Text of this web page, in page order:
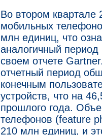
Во втором квартале
мобильных
млн единиц, что
аналогичный
своем отчете
отчетный период
конечным
устройств, что на
прошлого года.
телефонов (feature
210 млн единиц, и